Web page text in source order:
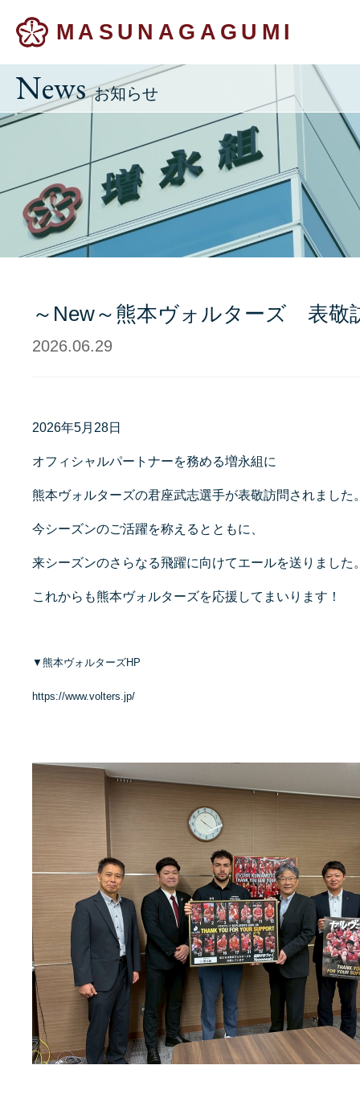
MASUNAGAGUMI
News お知らせ
～New～熊本ヴォルターズ 表敬
2026.06.29
2026年5月28日
オフィシャルパートナーを務める増永組に
熊本ヴォルターズの君座武志選手が表敬訪問されました
今シーズンのご活躍を称えるとともに、
来シーズンのさらなる飛躍に向けてエールを送りました
これからも熊本ヴォルターズを応援してまいります！
▼熊本ヴォルターズHP
https://www.volters.jp/